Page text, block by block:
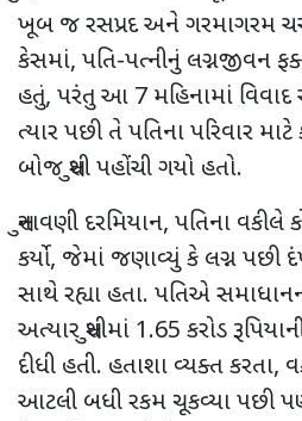
ખૂબ જ રસપ્રદ અને ગરમાગરમ
કેસમાં, પતિ-પત્નીનું લગ્નજીવન
હતું, પરંતુ આ 7 મહિનામાં
ત્યાર પછી તે પતિના પરિવાર
બોજ સુધી પહોંચી ગયો હતો.
સુનાવણી દરમિયાન, પતિના વકીલે
કર્યો, જેમાં જણાવ્યું કે લગ્ન પછી
સાથે રહ્યા હતા. પતિએ
અત્યાર સુધીમાં 1.65 કરોડ
દીધી હતી. હતાશા વ્યક્ત કરતા,
આટલી બધી રકમ ચૂકવ્યા પછી